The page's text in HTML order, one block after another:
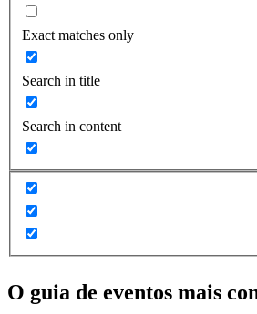
Exact matches only
Search in title
Search in content
O guia de eventos mais